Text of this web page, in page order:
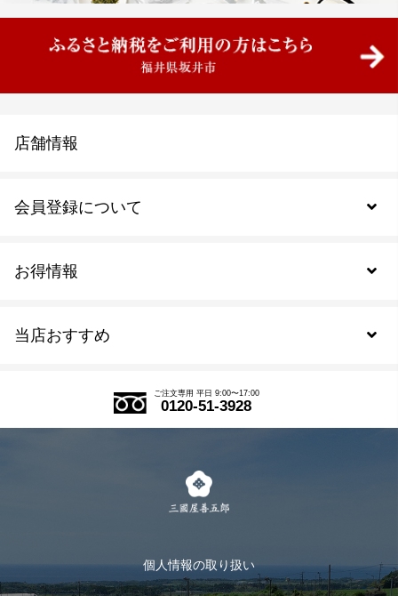
当店おすすめ
式部の香りシリーズ
お茶のギフト
お得情報
会員登録について
会員規約について
ログイン
店舗情報
ご注文専用 平日 9:00〜17:00
0120-51-3928
個人情報の取り扱い